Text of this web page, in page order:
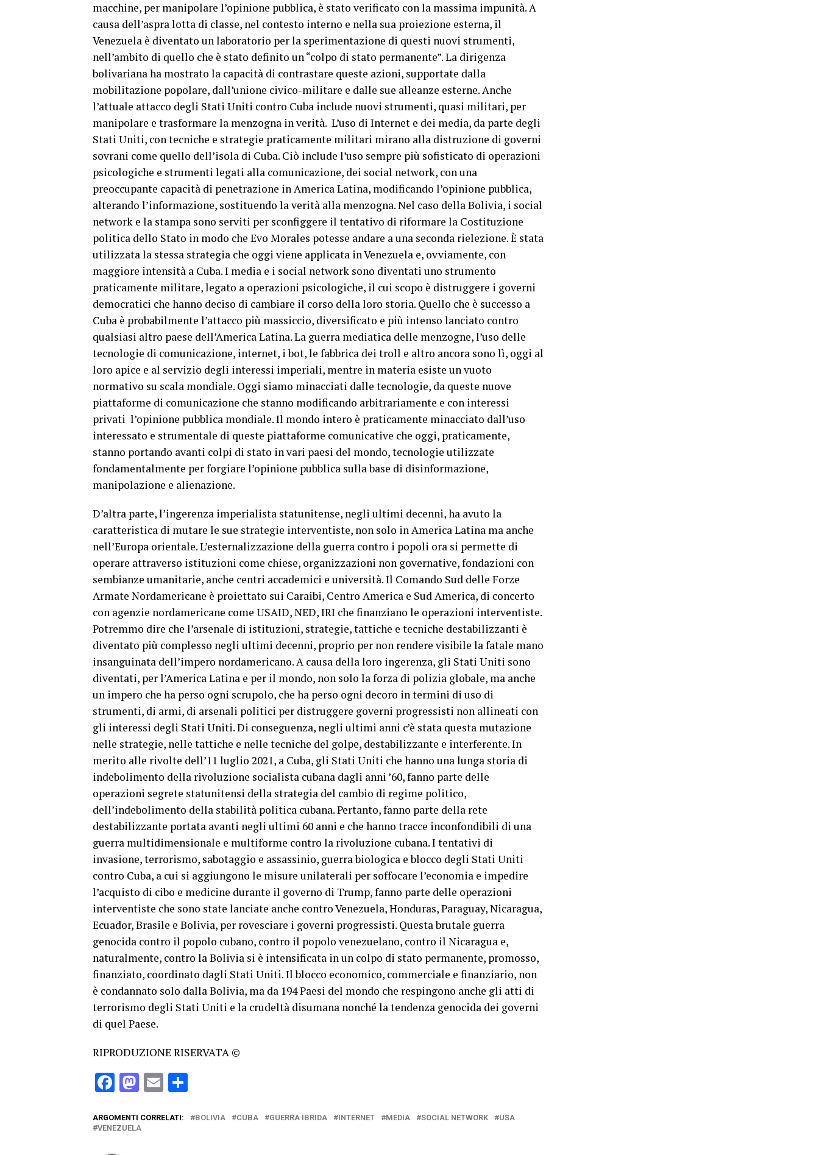
macchine, per manipolare l’opinione pubblica, è stato verificato con la massima impunità. A
causa dell’aspra lotta di classe, nel contesto interno e nella sua proiezione esterna, il
Venezuela è diventato un laboratorio per la sperimentazione di questi nuovi strumenti,
nell’ambito di quello che è stato definito un “colpo di stato permanente”. La dirigenza
bolivariana ha mostrato la capacità di contrastare queste azioni, supportate dalla
mobilitazione popolare, dall’unione civico-militare e dalle sue alleanze esterne. Anche
l’attuale attacco degli Stati Uniti contro Cuba include nuovi strumenti, quasi militari, per
manipolare e trasformare la menzogna in verità. L’uso di Internet e dei media, da parte degli
Stati Uniti, con tecniche e strategie praticamente militari mirano alla distruzione di governi
sovrani come quello dell’isola di Cuba. Ciò include l’uso sempre più sofisticato di operazioni
psicologiche e strumenti legati alla comunicazione, dei social network, con una
preoccupante capacità di penetrazione in America Latina, modificando l’opinione pubblica,
alterando l’informazione, sostituendo la verità alla menzogna. Nel caso della Bolivia, i social
network e la stampa sono serviti per sconfiggere il tentativo di riformare la Costituzione
politica dello Stato in modo che Evo Morales potesse andare a una seconda rielezione. È stata
utilizzata la stessa strategia che oggi viene applicata in Venezuela e, ovviamente, con
maggiore intensità a Cuba. I media e i social network sono diventati uno strumento
praticamente militare, legato a operazioni psicologiche, il cui scopo è distruggere i governi
democratici che hanno deciso di cambiare il corso della loro storia. Quello che è successo a
Cuba è probabilmente l’attacco più massiccio, diversificato e più intenso lanciato contro
qualsiasi altro paese dell’America Latina. La guerra mediatica delle menzogne, l’uso delle
tecnologie di comunicazione, internet, i bot, le fabbrica dei troll e altro ancora sono lì, oggi al
loro apice e al servizio degli interessi imperiali, mentre in materia esiste un vuoto
normativo su scala mondiale. Oggi siamo minacciati dalle tecnologie, da queste nuove
piattaforme di comunicazione che stanno modificando arbitrariamente e con interessi
privati l’opinione pubblica mondiale. Il mondo intero è praticamente minacciato dall’uso
interessato e strumentale di queste piattaforme comunicative che oggi, praticamente,
stanno portando avanti colpi di stato in vari paesi del mondo, tecnologie utilizzate
fondamentalmente per forgiare l’opinione pubblica sulla base di disinformazione,
manipolazione e alienazione.
D’altra parte, l’ingerenza imperialista statunitense, negli ultimi decenni, ha avuto la
caratteristica di mutare le sue strategie interventiste, non solo in America Latina ma anche
nell’Europa orientale. L’esternalizzazione della guerra contro i popoli ora si permette di
operare attraverso istituzioni come chiese, organizzazioni non governative, fondazioni con
sembianze umanitarie, anche centri accademici e università. Il Comando Sud delle Forze
Armate Nordamericane è proiettato sui Caraibi, Centro America e Sud America, di concerto
con agenzie nordamericane come USAID, NED, IRI che finanziano le operazioni interventiste.
Potremmo dire che l’arsenale di istituzioni, strategie, tattiche e tecniche destabilizzanti è
diventato più complesso negli ultimi decenni, proprio per non rendere visibile la fatale mano
insanguinata dell’impero nordamericano. A causa della loro ingerenza, gli Stati Uniti sono
diventati, per l’America Latina e per il mondo, non solo la forza di polizia globale, ma anche
un impero che ha perso ogni scrupolo, che ha perso ogni decoro in termini di uso di
strumenti, di armi, di arsenali politici per distruggere governi progressisti non allineati con
gli interessi degli Stati Uniti. Di conseguenza, negli ultimi anni c’è stata questa mutazione
nelle strategie, nelle tattiche e nelle tecniche del golpe, destabilizzante e interferente. In
merito alle rivolte dell’11 luglio 2021, a Cuba, gli Stati Uniti che hanno una lunga storia di
indebolimento della rivoluzione socialista cubana dagli anni ’60, fanno parte delle
operazioni segrete statunitensi della strategia del cambio di regime politico,
dell’indebolimento della stabilità politica cubana. Pertanto, fanno parte della rete
destabilizzante portata avanti negli ultimi 60 anni e che hanno tracce inconfondibili di una
guerra multidimensionale e multiforme contro la rivoluzione cubana. I tentativi di
invasione, terrorismo, sabotaggio e assassinio, guerra biologica e blocco degli Stati Uniti
contro Cuba, a cui si aggiungono le misure unilaterali per soffocare l’economia e impedire
l’acquisto di cibo e medicine durante il governo di Trump, fanno parte delle operazioni
interventiste che sono state lanciate anche contro Venezuela, Honduras, Paraguay, Nicaragua,
Ecuador, Brasile e Bolivia, per rovesciare i governi progressisti. Questa brutale guerra
genocida contro il popolo cubano, contro il popolo venezuelano, contro il Nicaragua e,
naturalmente, contro la Bolivia si è intensificata in un colpo di stato permanente, promosso,
finanziato, coordinato dagli Stati Uniti. Il blocco economico, commerciale e finanziario, non
è condannato solo dalla Bolivia, ma da 194 Paesi del mondo che respingono anche gli atti di
terrorismo degli Stati Uniti e la crudeltà disumana nonché la tendenza genocida dei governi
di quel Paese.
RIPRODUZIONE RISERVATA ©
Facebook
Mastodon
Email
ARGOMENTI CORRELATI: BOLIVIA CUBA GUERRA IBRIDA INTERNET MEDIA SOCIAL NETWORK
USA
VENEZUELA